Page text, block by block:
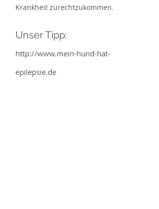
Krankheit zurechtzukommen.
Unser Tipp:
http://www.mein-hund-hat-
epilepsie.de